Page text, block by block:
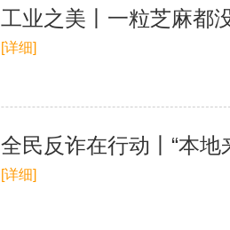
工业之美丨一粒芝麻都
[详细]
全民反诈在行动丨“本
[详细]